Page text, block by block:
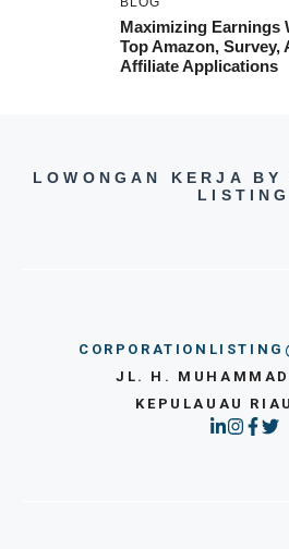
Maximizing Earnings
Top Amazon, Survey,
Affiliate Applications
LOWONGAN KERJA BY
LISTING
JL. H.
KEPULAUAU